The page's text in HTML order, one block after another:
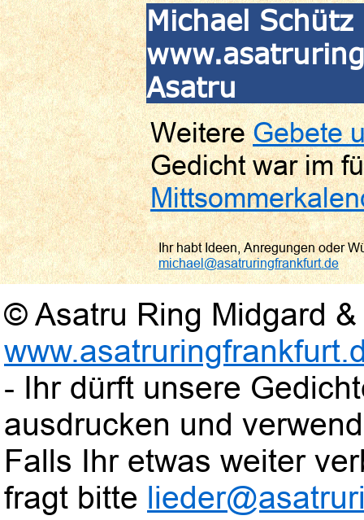
Michael
Asatru
WeitereGebete
Gedicht war im
Ihr habt Ideen, Anregungen oder
michael@asatruringfrankfurt.de
© Asatru Ring Midgard
- Ihr dürft unsere
ausdrucken und
Falls Ihr etwas weiter
fragt bitte